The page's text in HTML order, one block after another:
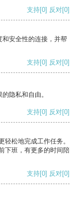
支持[0] 反对[0]
安全性的连接，并帮
支持[0] 反对[0]
隐私和自由。
支持[0] 反对[0]
松地完成工作任务。
下班，有更多的时间陪
支持[0] 反对[0]